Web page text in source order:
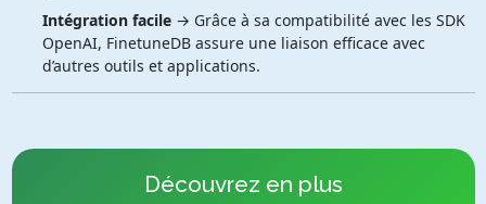
Intégration facile→ Grâce à sa compatibilité avec les SDK
OpenAI, FinetuneDB assure une liaison efficace avec
d’autres outils et applications.
Découvrez en plus